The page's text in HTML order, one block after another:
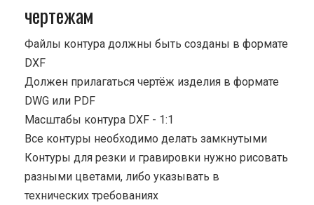
чертежам
Файлы контура должны быть созданы в формате
DXF
Должен прилагаться чертёж изделия в формате
DWG или PDF
Масштабы контура DXF - 1:1
Все контуры необходимо делать замкнутыми
Контуры для резки и гравировки нужно рисовать
разными цветами, либо указывать в
технических требованиях